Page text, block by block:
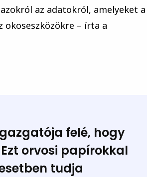
az adatokról, amelyeket a
okoseszközökre – írta a
felé, hogy
Ezt orvosi papírokkal
tudja